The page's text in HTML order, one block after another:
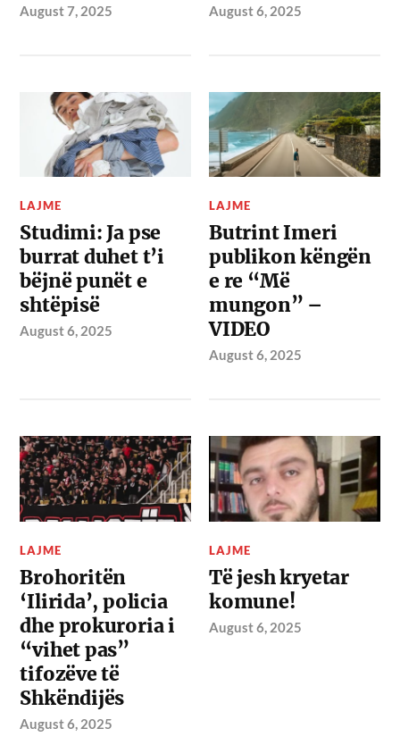
August 7, 2025 August 6, 2025
LAJME
Studimi: Ja pse
burrat duhet t’i
bëjnë punët e
shtëpisë
August 6, 2025
LAJME
Butrint Imeri
publikon këngën
e re “Më
mungon” –
VIDEO
August 6, 2025
LAJME
Brohoritën
‘Ilirida’, policia
dhe prokuroria i
“vihet pas”
tifozëve të
Shkëndijës
August 6, 2025
LAJME
Të jesh kryetar
komune!
August 6, 2025